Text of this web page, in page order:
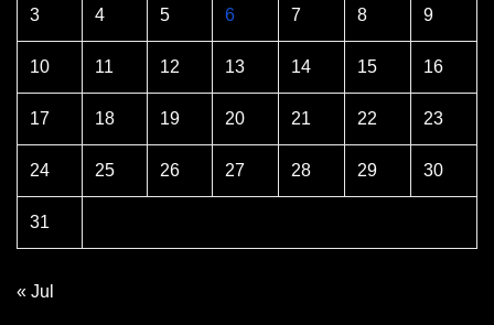
3 4 5 6 7 8 9
10 11 12 13 14 15 16
17 18 19 20 21 22 23
24 25 26 27 28 29 30
31
« Jul